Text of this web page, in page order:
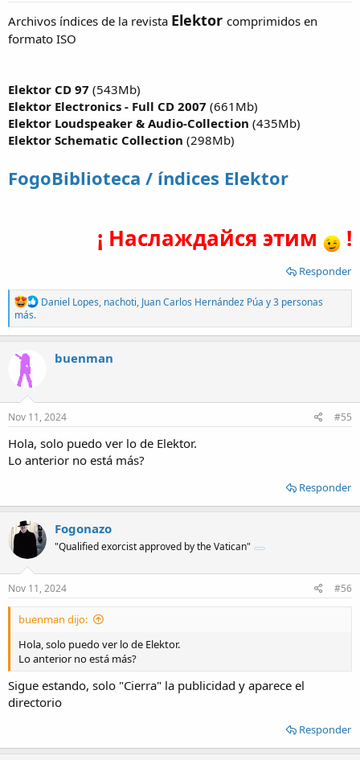
Archivos índices de la revista Elektor comprimidos en
formato ISO
Elektor CD 97 (543Mb)
Elektor Electronics - Full CD 2007 (661Mb)
Elektor Loudspeaker & Audio-Collection (435Mb)
Elektor Schematic Collection (298Mb)
FogoBiblioteca / índices Elektor
¡ Наслаждайся этим !
Responder
R
a
c
s
Daniel Lopes, nachoti, Juan Carlos Hernández Púa y 3 personas
más.
buenman
Nov 11, 2024 #55
Hola, solo puedo ver lo de Elektor.
Lo anterior no está más?
Responder
Fogonazo
"Qualified exorcist approved by the Vatican"
Nov 11, 2024 #56
buenman dijo:
Hola, solo puedo ver lo de Elektor.
Lo anterior no está más?
Sigue estando, solo "Cierra" la publicidad y aparece el
directorio
Responder